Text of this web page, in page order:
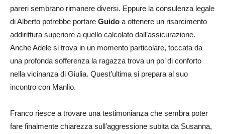
pareri sembrano rimanere diversi. Eppure la consulenza legale
di Alberto potrebbe portare Guido a ottenere un risarcimento
addirittura superiore a quello calcolato dall’assicurazione.
Anche Adele si trova in un momento particolare, toccata da
una profonda sofferenza la ragazza trova un po’ di conforto
nella vicinanza di Giulia. Quest’ultima si prepara al suo
incontro con Manlio.
Franco riesce a trovare una testimonianza che sembra poter
fare finalmente chiarezza sull’aggressione subita da Susanna,